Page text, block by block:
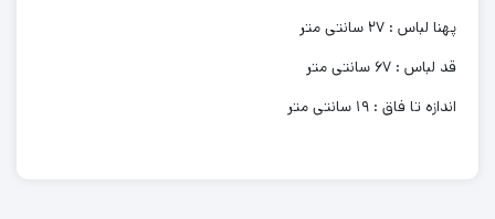
پهنا لباس : 27 سانتی متر
قد لباس : 67 سانتی متر
اندازه تا فاق : 19 سانتی متر